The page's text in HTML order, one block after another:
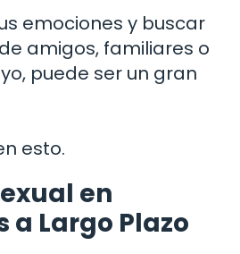
emociones y buscar
amigos, familiares o
puede ser un gran
esto.
en
a Largo Plazo